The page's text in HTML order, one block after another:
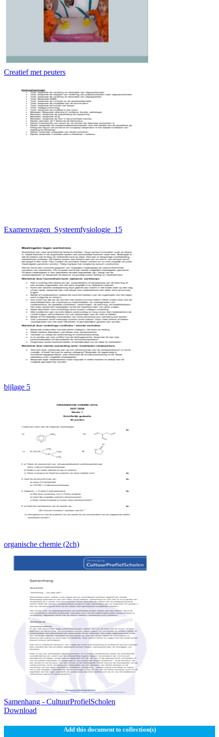
Creatief met peuters
Examenvragen_Systeemfysiologie_15
bijlage 5
organische chemie (2ch)
Samenhang - CultuurProfielScholen
Download
Add this document to collection(s)